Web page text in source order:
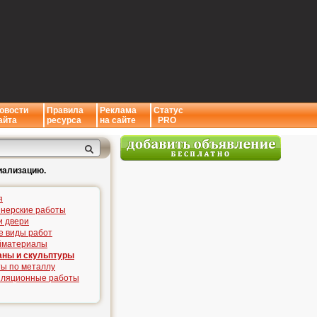
Правила
ресурса
Реклама
на сайте
Статус
PRO
работы
двери
виды работ
и скульптуры
по металлу
работы